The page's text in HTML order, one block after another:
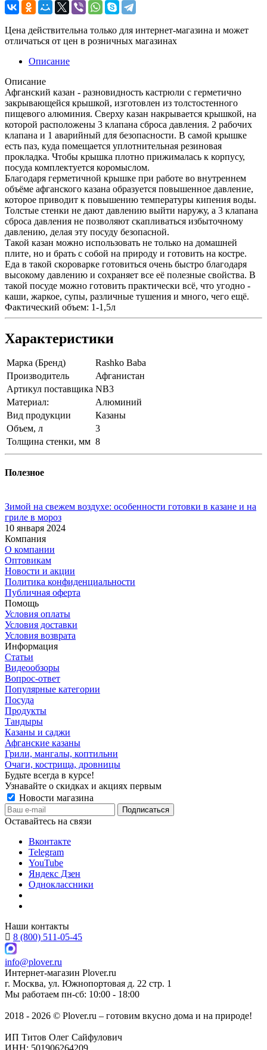
Цена действительна только для интернет-магазина и может
отличаться от цен в розничных магазинах
Описание
Описание
Афганский казан - разновидность кастрюли с герметично
закрывающейся крышкой, изготовлен из толстостенного
пищевого алюминия. Сверху казан накрывается крышкой, на
которой расположены 3 клапана сброса давления. 2 рабочих
клапана и 1 аварийный для безопасности. В самой крышке
есть паз, куда помещается уплотнительная резиновая
прокладка. Чтобы крышка плотно прижималась к корпусу,
посуда комплектуется коромыслом.
Благодаря герметичной крышке при работе во внутреннем
объёме афганского казана образуется повышенное давление,
которое приводит к повышению температуры кипения воды.
Толстые стенки не дают давлению выйти наружу, а 3 клапана
сброса давления не позволяют скапливаться избыточному
давлению, делая эту посуду безопасной.
Такой казан можно использовать не только на домашней
плите, но и брать с собой на природу и готовить на костре.
Еда в такой скороварке готовиться очень быстро благодаря
высокому давлению и сохраняет все её полезные свойства. В
такой посуде можно готовить практически всё, что угодно -
каши, жаркое, супы, различные тушения и много, чего ещё.
Фактический объем: 1-1,5л
Характеристики
Марка (Бренд)
Rashko Baba
Производитель
Афганистан
Артикул поставщика NB3
Материал:
Алюминий
Вид продукции
Казаны
Объем, л
3
Толщина стенки, мм 8
Полезное
Зимой на свежем воздухе: особенности готовки в казане и на
гриле в мороз
10 января 2024
Компания
О компании
Оптовикам
Новости и акции
Политика конфиденциальности
Публичная оферта
Помощь
Условия оплаты
Условия доставки
Условия возврата
Информация
Статьи
Видеообзоры
Вопрос-ответ
Популярные категории
Посуда
Продукты
Тандыры
Казаны и саджи
Афганские казаны
Грили, мангалы, коптильни
Очаги, кострища, дровницы
Будьте всегда в курсе!
Узнавайте о скидках и акциях первым
Новости магазина
Оставайтесь на связи
Вконтакте
Telegram
YouTube
Яндекс Дзен
Одноклассники
Наши контакты
8 (800) 511-05-45
info@plover.ru
Интернет-магазин Plover.ru
г. Москва, ул. Южнопортовая д. 22 стр. 1
Мы работаем пн-сб: 10:00 - 18:00
2018 - 2026 © Plover.ru – готовим вкусно дома и на природе!
ИП Титов Олег Сайфулович